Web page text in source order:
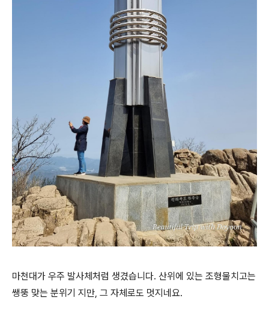
마천대가 우주 발사체처럼 생겼습니다. 산위에 있는 조형물치고는
쌩뚱 맞는 분위기 지만, 그 자체로도 멋지네요.